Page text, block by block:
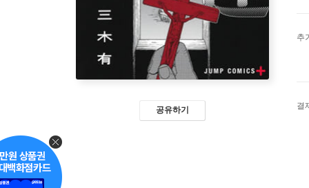
공유하기
추
결